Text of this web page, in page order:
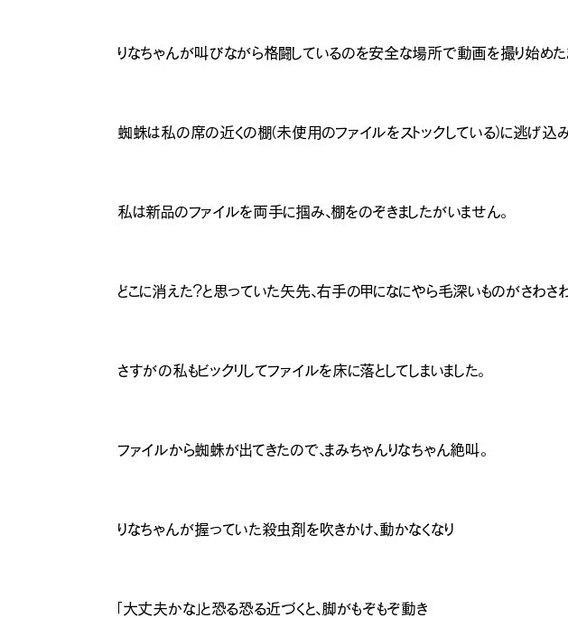
りなちゃんが叫びながら格闘しているのを安全な場所で動画を撮り始めた
蜘蛛は私の席の近くの棚（未使用のファイルをストックしている）に逃げ込
私は新品のファイルを両手に掴み、棚をのぞきましたがいません。
どこに消えた？と思っていた矢先、右手の甲になにやら毛深いものがさわさ
さすがの私もビックリしてファイルを床に落としてしまいました。
ファイルから蜘蛛が出てきたので、まみちゃんりなちゃん絶叫。
りなちゃんが握っていた殺虫剤を吹きかけ、動かなくなり
「大丈夫かな」と恐る恐る近づくと、脚がもぞもぞ動き